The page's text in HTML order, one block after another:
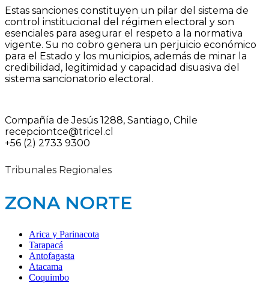
Estas sanciones constituyen un pilar del sistema de
control institucional del régimen electoral y son
esenciales para asegurar el respeto a la normativa
vigente. Su no cobro genera un perjuicio económico
para el Estado y los municipios, además de minar la
credibilidad, legitimidad y capacidad disuasiva del
sistema sancionatorio electoral.
Compañía de Jesús 1288, Santiago, Chile
recepciontce@tricel.cl
+56 (2) 2733 9300
Tribunales Regionales
ZONA NORTE
Arica y Parinacota
Tarapacá
Antofagasta
Atacama
Coquimbo